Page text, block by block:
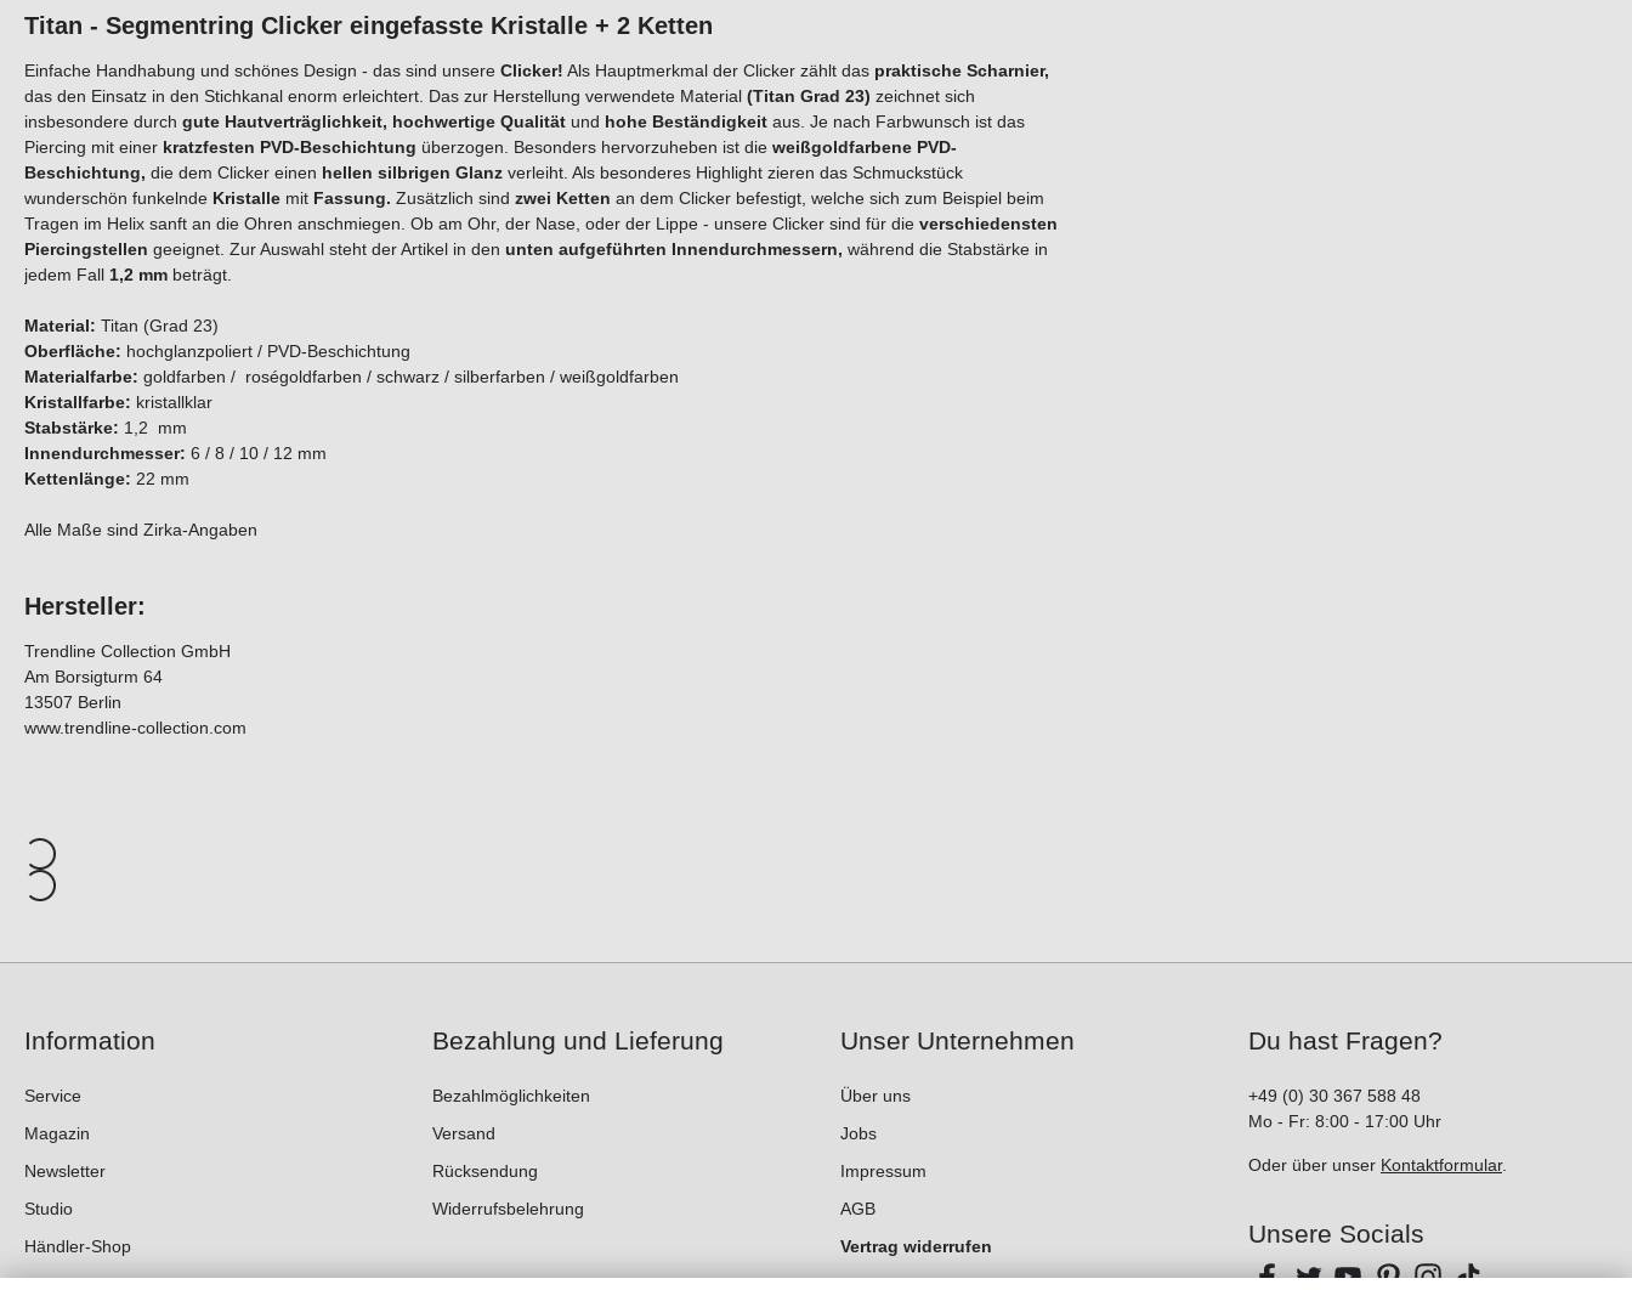
Titan - Segmentring Clicker eingefasste Kristalle + 2 Ketten
Einfache Handhabung und schönes Design - das sind unsere Clicker! Als Hauptmerkmal der Clicker zählt das praktische Scharnier,
das den Einsatz in den Stichkanal enorm erleichtert. Das zur Herstellung verwendete Material (Titan Grad 23) zeichnet sich
insbesondere durch gute Hautverträglichkeit, hochwertige Qualität und hohe Beständigkeit aus. Je nach Farbwunsch ist das
Piercing mit einer kratzfesten PVD-Beschichtung überzogen. Besonders hervorzuheben ist die weißgoldfarbene PVD-
Beschichtung, die dem Clicker einen hellen silbrigen Glanz verleiht. Als besonderes Highlight zieren das Schmuckstück
wunderschön funkelnde Kristalle mit Fassung. Zusätzlich sind zwei Ketten an dem Clicker befestigt, welche sich zum Beispiel beim
Tragen im Helix sanft an die Ohren anschmiegen. Ob am Ohr, der Nase, oder der Lippe - unsere Clicker sind für die verschiedensten
Piercingstellen geeignet. Zur Auswahl steht der Artikel in den unten aufgeführten Innendurchmessern, während die Stabstärke in
jedem Fall 1,2 mm beträgt.
Material: Titan (Grad 23)
Oberfläche: hochglanzpoliert / PVD-Beschichtung
Materialfarbe: goldfarben / roségoldfarben / schwarz / silberfarben / weißgoldfarben
Kristallfarbe: kristallklar
Stabstärke: 1,2 mm
Innendurchmesser: 6 / 8 / 10 / 12 mm
Kettenlänge: 22 mm
Alle Maße sind Zirka-Angaben
Hersteller:
Trendline Collection GmbH
Am Borsigturm 64
13507 Berlin
www.trendline-collection.com
Information
Service
Magazin
Newsletter
Studio
Händler-Shop
Bezahlung und Lieferung
Bezahlmöglichkeiten
Versand
Rücksendung
Widerrufsbelehrung
Unser Unternehmen
Über uns
Jobs
Impressum
AGB
Vertrag widerrufen
Datenschutz
Du hast Fragen?
+49 (0) 30 367 588 48
Mo - Fr: 8:00 - 17:00 Uhr
Oder über unser Kontaktformular.
Unsere Socials